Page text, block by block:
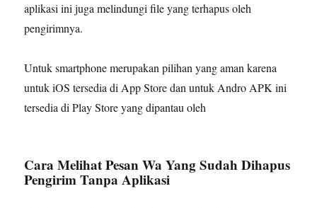
aplikasi ini juga melindungi file yang terhapus oleh
pengirimnya.
Untuk smartphone merupakan pilihan yang aman karena
untuk iOS tersedia di App Store dan untuk Andro APK ini
tersedia di Play Store yang dipantau oleh
Cara Melihat Pesan Wa Yang Sudah Dihapus
Pengirim Tanpa Aplikasi